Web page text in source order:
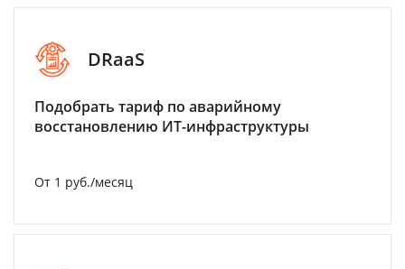
DRaaS
Подобрать тариф по аварийному
восстановлению ИТ-инфраструктуры
От 1 руб./месяц